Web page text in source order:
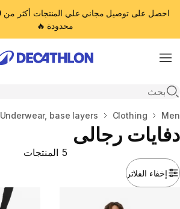
محدودة 🔥
Menu
Open search
المنزل
Men
Clothing
Underwear, base layers
دفايات رجالى
إخفاء الفلاتر
5 المنتجات